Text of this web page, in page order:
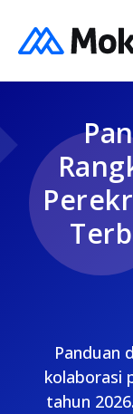
Panduan
kolaborasi
tahun